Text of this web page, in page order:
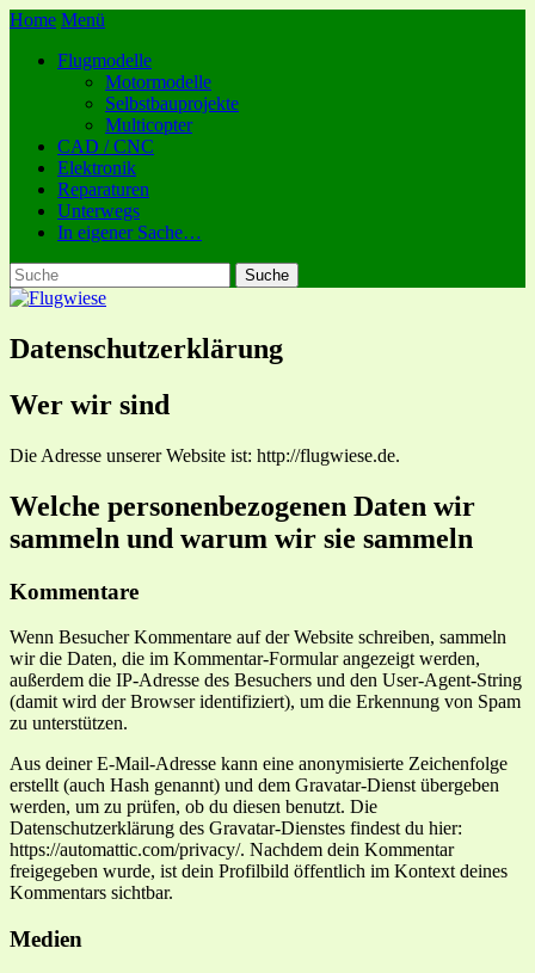
Home Menü
Flugmodelle
Motormodelle
Selbstbauprojekte
Multicopter
CAD / CNC
Elektronik
Reparaturen
Unterwegs
In eigener Sache…
Datenschutzerklärung
Wer wir sind
Die Adresse unserer Website ist: http://flugwiese.de.
Welche personenbezogenen Daten wir
sammeln und warum wir sie sammeln
Kommentare
Wenn Besucher Kommentare auf der Website schreiben, sammeln
wir die Daten, die im Kommentar-Formular angezeigt werden,
außerdem die IP-Adresse des Besuchers und den User-Agent-String
(damit wird der Browser identifiziert), um die Erkennung von Spam
zu unterstützen.
Aus deiner E-Mail-Adresse kann eine anonymisierte Zeichenfolge
erstellt (auch Hash genannt) und dem Gravatar-Dienst übergeben
werden, um zu prüfen, ob du diesen benutzt. Die
Datenschutzerklärung des Gravatar-Dienstes findest du hier:
https://automattic.com/privacy/. Nachdem dein Kommentar
freigegeben wurde, ist dein Profilbild öffentlich im Kontext deines
Kommentars sichtbar.
Medien